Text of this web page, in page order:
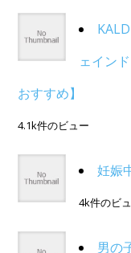
ェイン
おすすめ】
4.1k件のビュー
妊娠
4k件のビ
男の